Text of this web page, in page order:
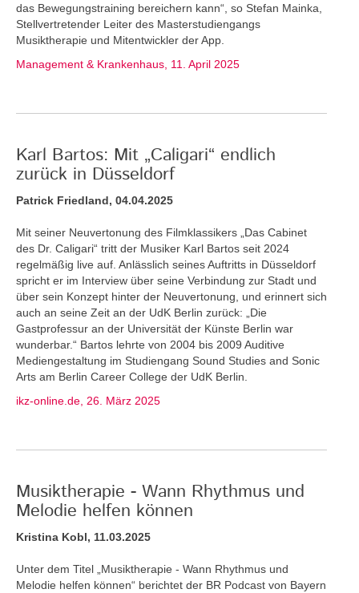
das Bewegungstraining bereichern kann“, so Stefan Mainka,
Stellvertretender Leiter des Masterstudiengangs
Musiktherapie und Mitentwickler der App.
Management & Krankenhaus, 11. April 2025
Karl Bartos: Mit „Caligari“ endlich
zurück in Düsseldorf
Patrick Friedland, 04.04.2025
Mit seiner Neuvertonung des Filmklassikers „Das Cabinet
des Dr. Caligari“ tritt der Musiker Karl Bartos seit 2024
regelmäßig live auf. Anlässlich seines Auftritts in Düsseldorf
spricht er im Interview über seine Verbindung zur Stadt und
über sein Konzept hinter der Neuvertonung, und erinnert sich
auch an seine Zeit an der UdK Berlin zurück: „Die
Gastprofessur an der Universität der Künste Berlin war
wunderbar.“ Bartos lehrte von 2004 bis 2009 Auditive
Mediengestaltung im Studiengang Sound Studies and Sonic
Arts am Berlin Career College der UdK Berlin.
ikz-online.de, 26. März 2025
Musiktherapie - Wann Rhythmus und
Melodie helfen können
Kristina Kobl, 11.03.2025
Unter dem Titel „Musiktherapie - Wann Rhythmus und
Melodie helfen können“ berichtet der BR Podcast von Bayern